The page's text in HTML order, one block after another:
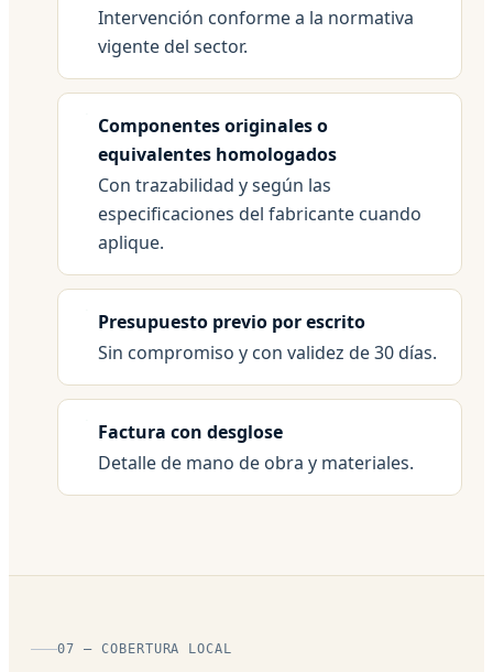
Intervención conforme a la normativa
vigente del sector.
Componentes originales o
equivalentes homologados
Con trazabilidad y según las
especificaciones del fabricante cuando
aplique.
Presupuesto previo por escrito
Sin compromiso y con validez de 30 días.
Factura con desglose
Detalle de mano de obra y materiales.
07 — COBERTURA LOCAL